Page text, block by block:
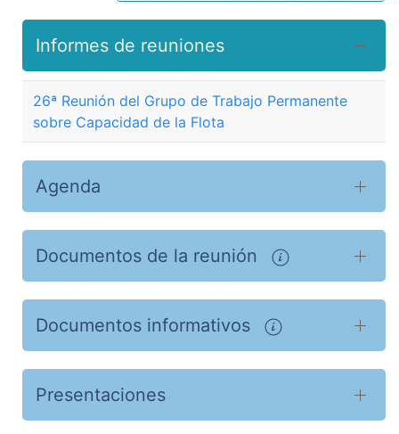
Informes de reuniones
26ª Reunión del Grupo de Trabajo Permanente
sobre Capacidad de la Flota
Agenda
Documentos de la reunión
Documentos informativos
Presentaciones